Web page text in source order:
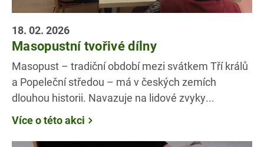
18. 02. 2026
Masopustní tvořivé dílny
Masopust – tradiční období mezi svátkem Tří králů
a Popeleční středou – má v českých zemích
dlouhou historii. Navazuje na lidové zvyky...
Více o této akci